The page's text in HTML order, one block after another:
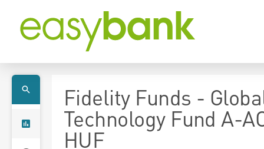
Fidelity Funds -
Technology Fund A-
HUF